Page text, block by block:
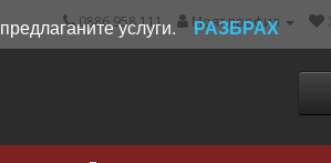
0886 958 111 Моят профил
услуги. РАЗБРАХ